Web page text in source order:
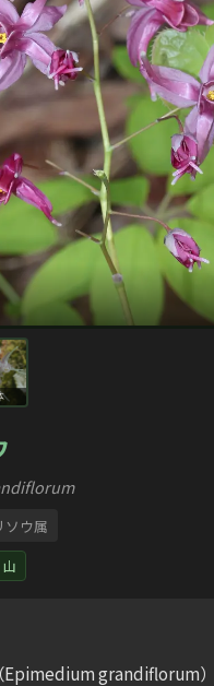
ソウ属
山
Epimedium grandiflorum